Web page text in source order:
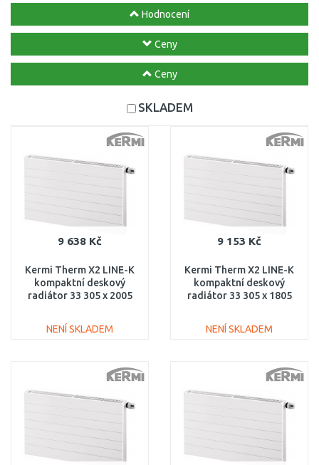
Hodnocení
Ceny
Ceny
SKLADEM
9 638 Kč
Kermi Therm X2 LINE-K
kompaktní deskový
radiátor 33 305 x 2005
NENÍ SKLADEM
9 153 Kč
Kermi Therm X2 LINE-K
kompaktní deskový
radiátor 33 305 x 1805
NENÍ SKLADEM